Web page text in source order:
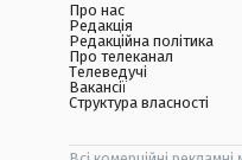
Про нас
Редакція
Редакційна політика
Про телеканал
Телеведучі
Вакансії
Структура власності